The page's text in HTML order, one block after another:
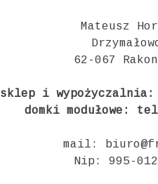
Mateusz
62-067
sklep i
domki modułowe:
mail:
Nip: 995-